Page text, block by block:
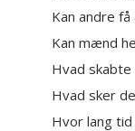
Kan andre
Kan mænd
Hvad skabte
Hvad sker
Hvor lang tid